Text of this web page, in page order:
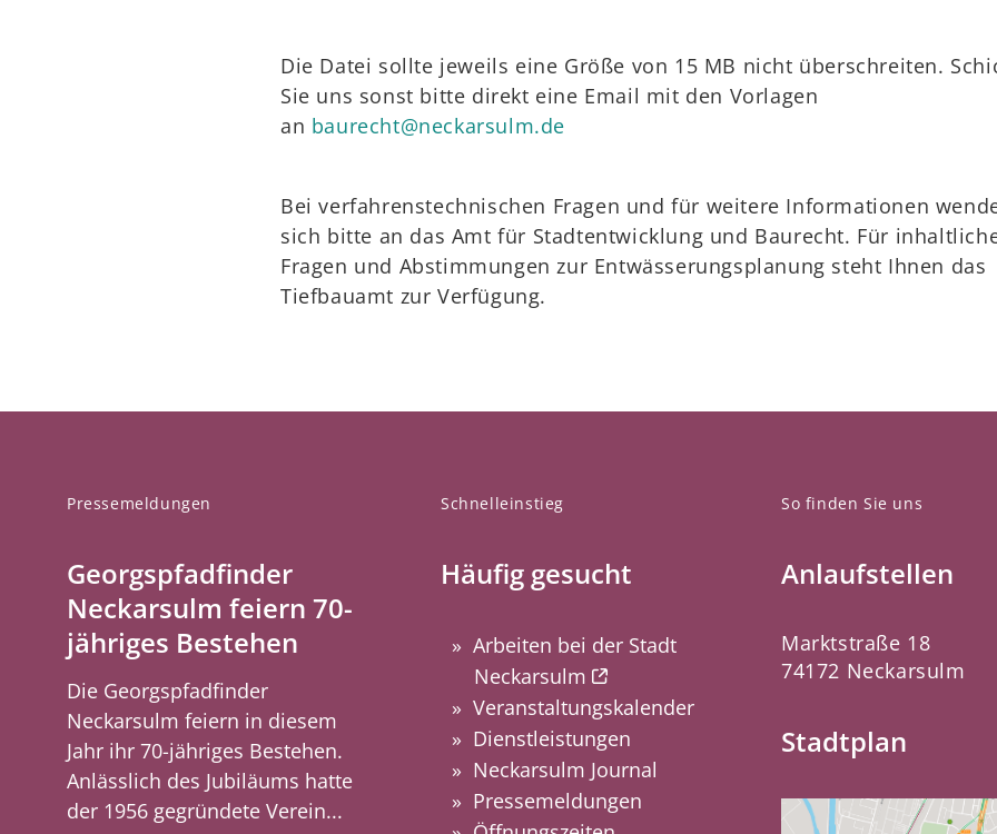
Die Datei sollte jeweils eine Größe von 15 MB nicht überschreiten.
Sie uns sonst bitte direkt eine Email mit den Vorlagen
an baurecht@neckarsulm.de
Bei verfahrenstechnischen Fragen und für weitere Informationen
sich bitte an das Amt für Stadtentwicklung und Baurecht. Für
Fragen und Abstimmungen zur Entwässerungsplanung steht Ihnen das
Tiefbauamt zur Verfügung.
Pressemeldungen
Georgspfadfinder
Neckarsulm feiern 70-
jähriges Bestehen
Die Georgspfadfinder
Neckarsulm feiern in diesem
Jahr ihr 70-jähriges Bestehen.
Anlässlich des Jubiläums hatte
der 1956 gegründete Verein...
Schnelleinstieg
Häufig gesucht
Arbeiten bei der Stadt
Neckarsulm
Veranstaltungskalender
Dienstleistungen
Neckarsulm Journal
Pressemeldungen
So finden Sie uns
Anlaufstellen
Marktstraße 18
74172 Neckarsulm
Stadtplan